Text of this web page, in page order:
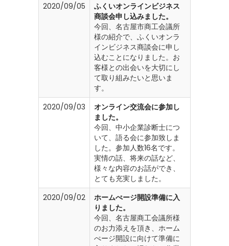
2020/09/05
ふくいオンラインビジネス
商談会申し込みました。
今回、名古屋市商工会議所
様の紹介で、ふくいオンラ
インビジネス商談会に申し
込むことになりました。お
客様との出会いを大切にし
て取り組みたいと思いま
す。
2020/09/03
オンライン交流会に参加し
ました。
今回、中小企業診断士につ
いて、語る会に参加致しま
した。参加人数16名です。
実情の話、将来の話など、
様々な内容のお話ができ、
とても充実しました。
2020/09/02
ホームぺージ開設準備に入
りました。
今回、名古屋商工会議所様
のお力添えを頂き、ホーム
ぺージ開設に向けて準備に